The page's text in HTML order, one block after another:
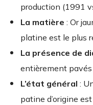
production (1991
La matière : Or
platine est le plus
La présence de
entièrement
L’état général :
patine d’origine